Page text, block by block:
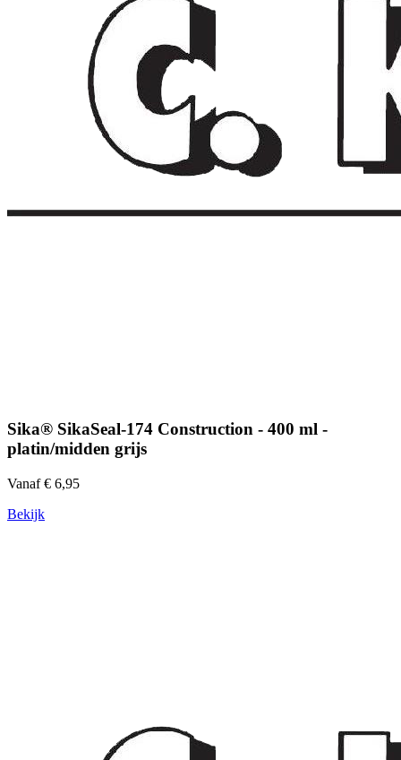
Sika® SikaSeal-174 Construction - 400 ml -
platin/midden grijs
Vanaf € 6,95
Bekijk